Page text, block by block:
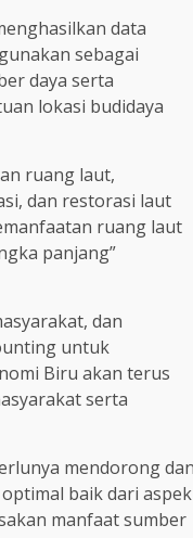
data
sebagai
daya serta
lokasi budidaya
ruang laut,
dan restorasi laut
ruang laut
panjang”
dan
untuk
Biru akan terus
serta
mendorong
baik dari aspek
manfaat sumber